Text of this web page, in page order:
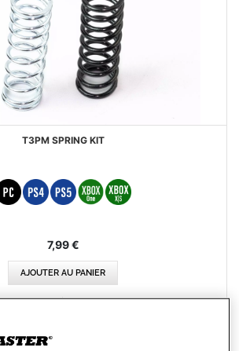
T3PM SPRING KIT
7,99 €
AJOUTER AU PANIER